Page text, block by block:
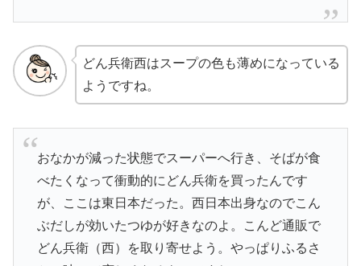
どん兵衛西はスープの色も薄めになっている
ようですね。
おなかが減った状態でスーパーへ行き、そばが食
べたくなって衝動的にどん兵衛を買ったんです
が、ここは東日本だった。西日本出身なのでこん
ぶだしが効いたつゆが好きなのよ。こんど通販で
どん兵衛（西）を取り寄せよう。やっぱりふるさ